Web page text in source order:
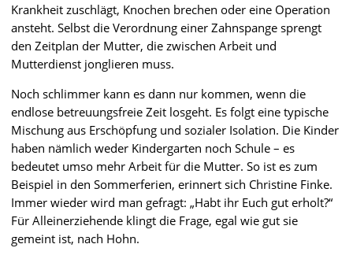
Krankheit zuschlägt, Knochen brechen oder eine Operation
ansteht. Selbst die Verordnung einer Zahnspange sprengt
den Zeitplan der Mutter, die zwischen Arbeit und
Mutterdienst jonglieren muss.
Noch schlimmer kann es dann nur kommen, wenn die
endlose betreuungsfreie Zeit losgeht. Es folgt eine typische
Mischung aus Erschöpfung und sozialer Isolation. Die Kinder
haben nämlich weder Kindergarten noch Schule – es
bedeutet umso mehr Arbeit für die Mutter. So ist es zum
Beispiel in den Sommerferien, erinnert sich Christine Finke.
Immer wieder wird man gefragt: „Habt ihr Euch gut erholt?“
Für Alleinerziehende klingt die Frage, egal wie gut sie
gemeint ist, nach Hohn.